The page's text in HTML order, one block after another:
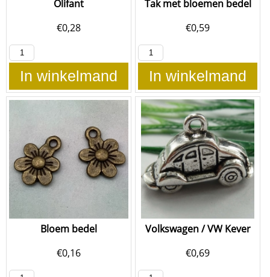
Olifant
€0,28
In winkelmand
Tak met bloemen bedel
€0,59
In winkelmand
Bloem bedel
€0,16
Volkswagen / VW Kever
€0,69